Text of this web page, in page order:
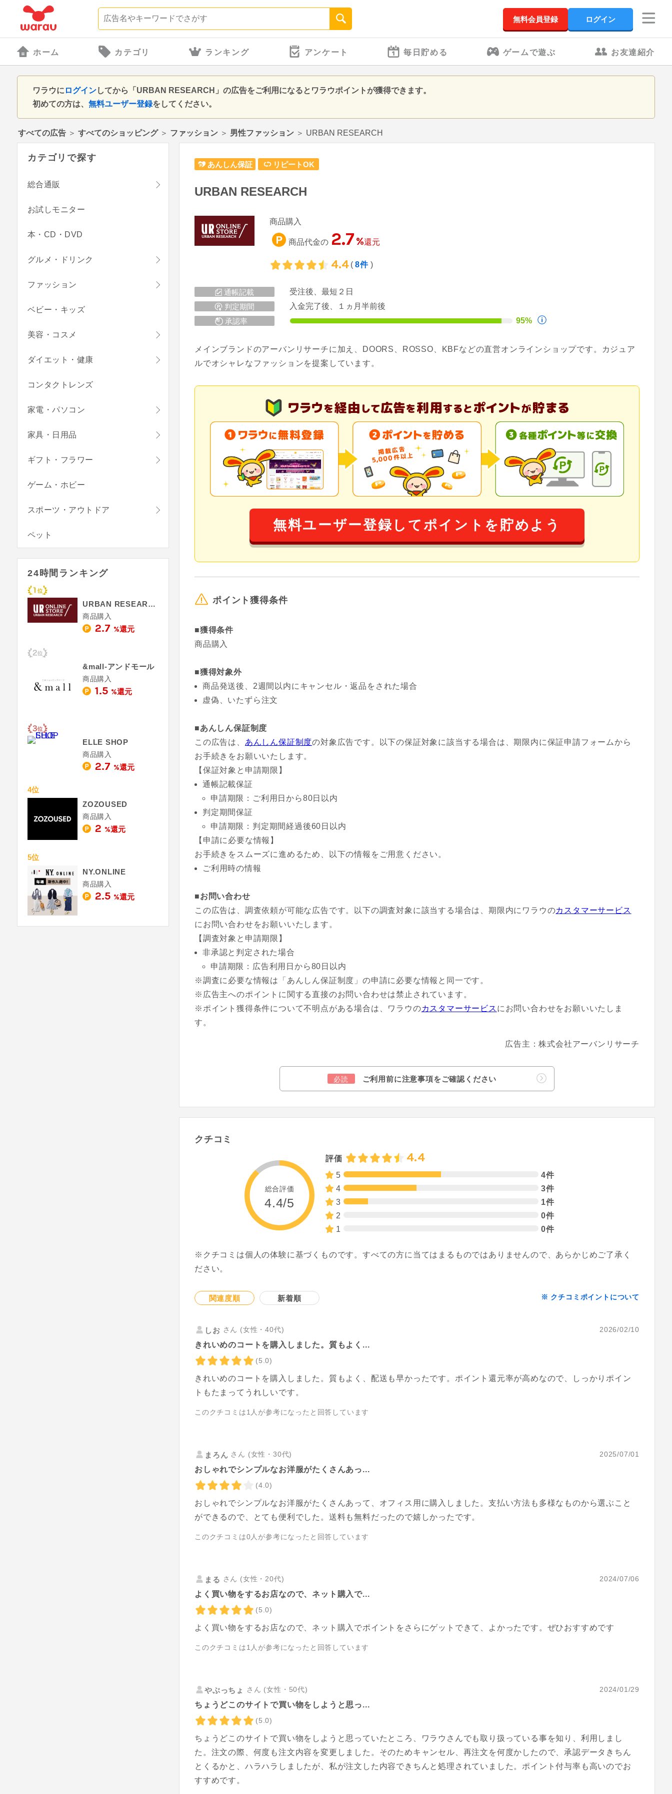
無料会員登録 ログイン
ホーム カテゴリ ランキング アンケート 毎日貯める ゲームで遊ぶ お友達紹介
ワラウに ログインしてから「URBAN RESEARCH」の広告をご利用になるとワラウポイントが獲得できます。
初めての方は、 無料ユーザー登録をしてください。
すべての広告 ＞ すべてのショッピング＞ ファッション ＞ 男性ファッション ＞ URBAN RESEARCH
あんしん保証 リピートOK
URBAN RESEARCH
商品購入
商品代金の 2.7%還元
4.4 ( 8件)
通帳記載
受注後、最短２日
判定期間
入金完了後、１ヵ月半前後
承認率
95%
メインブランドのアーバンリサーチに加え、DOORS、ROSSO、KBFなどの直営オンラインショップです。カジュア
ルでオシャレなファッションを提案しています。
無料ユーザー登録してポイントを貯めよう
ポイント獲得条件
■獲得条件
商品購入
■獲得対象外
商品発送後、2週間以内にキャンセル・返品をされた場合
虚偽、いたずら注文
■あんしん保証制度
この広告は、 あんしん保証制度の対象広告です。以下の保証対象に該当する場合は、期限内に保証申請フォームから
お手続きをお願いいたします。
【保証対象と申請期限】
通帳記載保証
申請期限：ご利用日から80日以内
判定期間保証
申請期限：判定期間経過後60日以内
【申請に必要な情報】
お手続きをスムーズに進めるため、以下の情報をご用意ください。
ご利用時の情報
■お問い合わせ
この広告は、調査依頼が可能な広告です。以下の調査対象に該当する場合は、期限内にワラウのカスタマーサービス
にお問い合わせをお願いいたします。
【調査対象と申請期限】
非承認と判定された場合
申請期限：広告利用日から80日以内
※調査に必要な情報は「あんしん保証制度」の申請に必要な情報と同一です。
※広告主へのポイントに関する直接のお問い合わせは禁止されています。
※ポイント獲得条件について不明点がある場合は、ワラウのカスタマーサービス にお問い合わせをお願いいたしま
す。
広告主：株式会社アーバンリサーチ
必読 ご利用前に注意事項をご確認ください
クチコミ
総合評価
4.4/5
評価 4.4
5
4件
4
3件
3
1件
2
0件
1
0件
※クチコミは個人の体験に基づくものです。すべての方に当てはまるものではありませんので、あらかじめご了承く
ださい。
※ クチコミポイントについて
関連度順 新着順
しお さん (女性・40代) 2026/02/10
きれいめのコートを購入しました。質もよく...
(5.0)
きれいめのコートを購入しました。質もよく、配送も早かったです。ポイント還元率が高めなので、しっかりポイン
トもたまってうれしいです。
このクチコミは1 人が参考になったと回答しています
まろん さん (女性・30代) 2025/07/01
おしゃれでシンプルなお洋服がたくさんあっ...
(4.0)
おしゃれでシンプルなお洋服がたくさんあって、オフィス用に購入しました。支払い方法も多様なものから選ぶこと
ができるので、とても便利でした。送料も無料だったので嬉しかったです。
このクチコミは0人が参考になったと回答しています
まる さん (女性・20代) 2024/07/06
よく買い物をするお店なので、ネット購入で...
(5.0)
よく買い物をするお店なので、ネット購入でポイントをさらにゲットできて、よかったです。ぜひおすすめです
このクチコミは1 人が参考になったと回答しています
やぶっちょ さん (女性・50代) 2024/01/29
ちょうどこのサイトで買い物をしようと思っ...
(5.0)
ちょうどこのサイトで買い物をしようと思っていたところ、ワラウさんでも取り扱っている事を知り、利用しまし
た。注文の際、何度も注文内容を変更しました。そのためキャンセル、再注文を何度かしたので、承認データきちん
とくるかと、ハラハラしましたが、私が注文した内容できちんと処理されていました。ポイント付与率も高いのでお
すすめです。
カテゴリで探す
総合通販
お試しモニター
本・CD・DVD
グルメ・ドリンク
ファッション
ベビー・キッズ
美容・コスメ
ダイエット・健康
コンタクトレンズ
家電・パソコン
家具・日用品
ギフト・フラワー
ゲーム・ホビー
スポーツ・アウトドア
ペット
24時間ランキング
URBAN RESEARCH
商品購入
2.7 %還元
&mall‐アンドモール
商品購入
1.5 %還元
ELLE SHOP
商品購入
2.7 %還元
4位
ZOZOUSED
商品購入
2 %還元
5位
NY.ONLINE
商品購入
2.5 %還元